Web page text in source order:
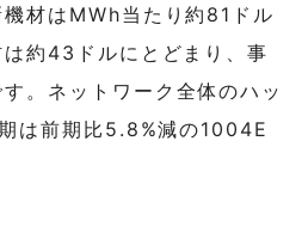
材はMWh当たり約81ドル
約43ドルにとどまり、事
。ネットワーク全体のハッ
は前期比5.8%減の1004E